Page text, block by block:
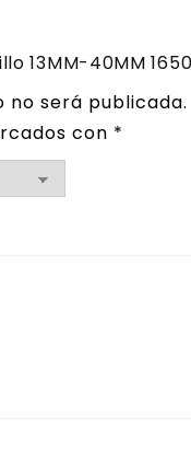
13MM-40MM
será publicada.
con *